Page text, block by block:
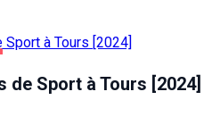
de Sport à Tours [2024]